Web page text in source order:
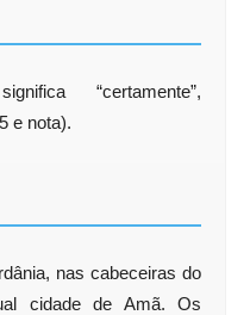
“certamente”,
e nota).
nas cabeceiras do
cidade de Amã. Os